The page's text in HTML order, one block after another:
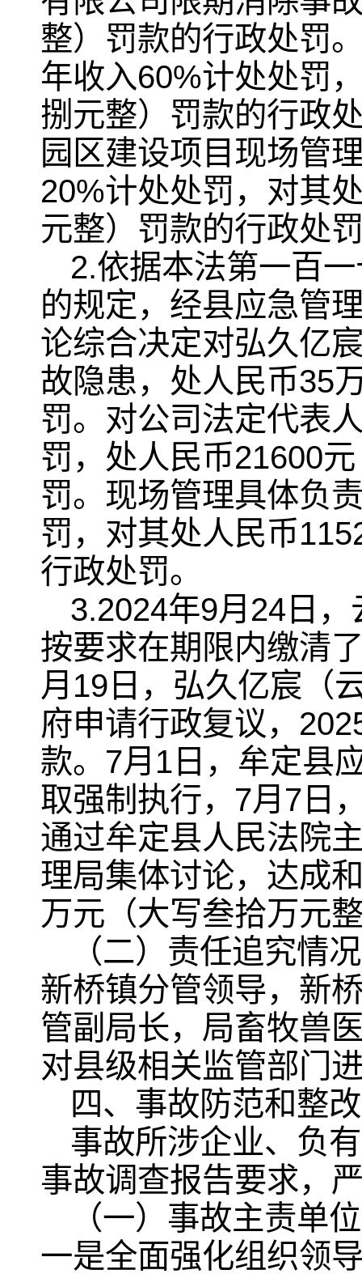
整）罚款的行政处罚
年收入60%计处处罚
捌元整）罚款的行政
园区建设项目现场管
20%计处处罚，对其
元整）罚款的行政处
2.依据本法第一百
的规定，经县应急管
论综合决定对弘久亿
故隐患，处人民币35
罚。对公司法定代表
罚，处人民币21600
罚。现场管理具体负
罚，对其处人民币
行政处罚。
3.2024年9月24日
按要求在期限内缴清
月19日，弘久亿宸（
府申请行政复议，
款。7月1日，牟定县
取强制执行，7月7日
通过牟定县人民法院
理局集体讨论，达成
万元（大写叁拾万元
（二）责任追究情
新桥镇分管领导，新
管副局长，局畜牧兽
对县级相关监管部门
四、事故防范和整
事故所涉企业、负
事故调查报告要求，
（一）事故主责单
一是全面强化组织领